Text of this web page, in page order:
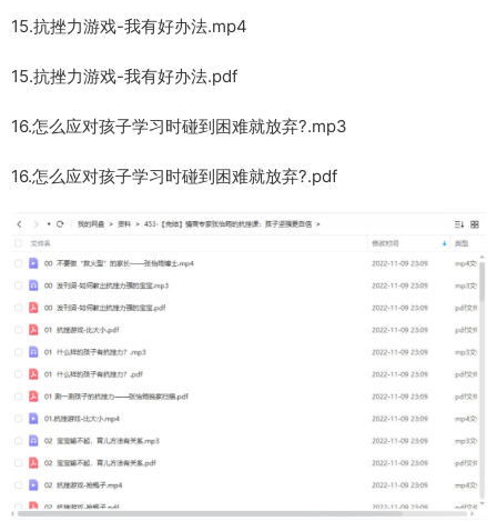
15.抗挫力游戏-我有好办法.mp4
15.抗挫力游戏-我有好办法.pdf
16.怎么应对孩子学习时碰到困难就放弃?.mp3
16.怎么应对孩子学习时碰到困难就放弃?.pdf